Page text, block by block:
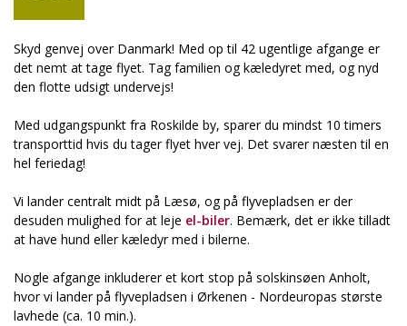
Skyd genvej over Danmark! Med op til 42 ugentlige afgange er
det nemt at tage flyet. Tag familien og kæledyret med, og nyd
den flotte udsigt undervejs!
Med udgangspunkt fra Roskilde by, sparer du mindst 10 timers
transporttid hvis du tager flyet hver vej. Det svarer næsten til en
hel feriedag!
Vi lander centralt midt på Læsø, og på flyvepladsen er der
desuden mulighed for at leje el-biler. Bemærk, det er ikke tilladt
at have hund eller kæledyr med i bilerne.
Nogle afgange inkluderer et kort stop på solskinsøen Anholt,
hvor vi lander på flyvepladsen i Ørkenen - Nordeuropas største
lavhede (ca. 10 min.).